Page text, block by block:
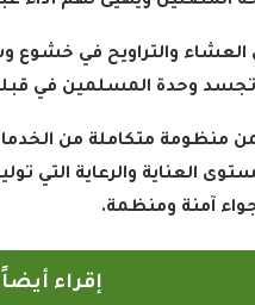
والتراويح في خشوع
وحدة المسلمين في
منظومة متكاملة من
العناية والرعاية التي
آمنة ومنظمة.
إقراء